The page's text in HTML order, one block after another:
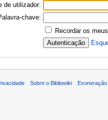
de utilizador:
chave:
Recordar os
Sobre o Bibliowiki